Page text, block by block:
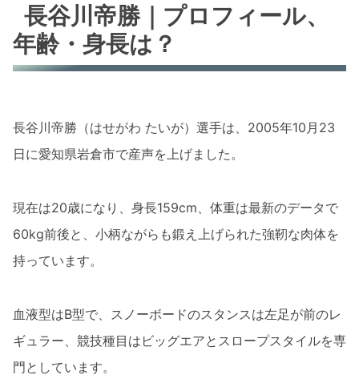
長谷川帝勝｜プロフィール、
年齢・身長は？
長谷川帝勝（はせがわ たいが）選手は、2005年10月23
日に愛知県岩倉市で産声を上げました。
現在は20歳になり、身長159cm、体重は最新のデータで
60kg前後と、小柄ながらも鍛え上げられた強靭な肉体を
持っています。
血液型はB型で、スノーボードのスタンスは左足が前のレ
ギュラー、競技種目はビッグエアとスロープスタイルを専
門としています。